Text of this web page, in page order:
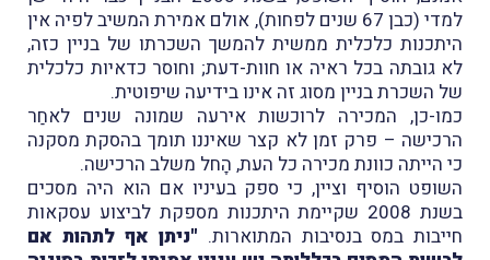
למדי (כבן 67 שנים לפחות), אולם אמירת המשיב לפיה אין
היתכנות כלכלית ממשית להמשך השכרתו של בניין כזה,
לא גובתה בכל ראיה או חוות-דעת; וחוסר כדאיות כלכלית
של השכרת בניין מסוג זה אינו בידיעה שיפוטית.
כמו-כן, המכירה לרוכשות אירעה שמונה שנים לאחַר
הרכישה – פרק זמן לא קצר שאיננו תומך בהסקת מסקנה
כי הייתה כוונת מכירה כל העת, הָחל משלב הרכישה.
השופט הוסיף וציין, כי ספק בעיניו אם הוא היה מסכים
בשנת 2008 שקיימת היתכנות מספקת לביצוע עסקאות
חייבות במס בנסיבות המתוארות. "ניתן אף לתהות אם